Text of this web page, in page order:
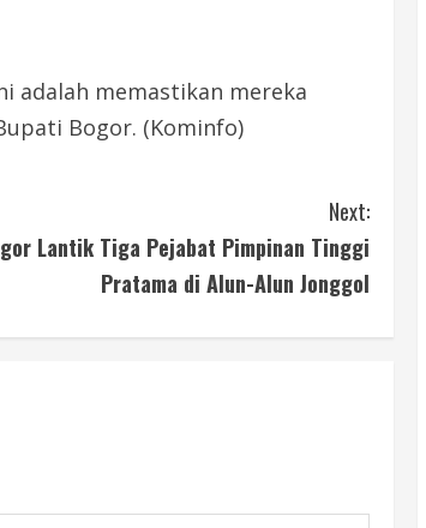
adalah memastikan mereka
Bogor. (Kominfo)
Next:
Lantik Tiga Pejabat Pimpinan Tinggi
Pratama di Alun-Alun Jonggol